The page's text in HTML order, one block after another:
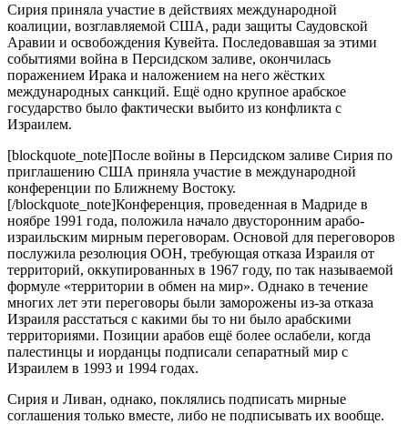
Сирия приняла участие в действиях международной
коалиции, возглавляемой США, ради защиты Саудовской
Аравии и освобождения Кувейта. Последовавшая за этими
событиями война в Персидском заливе, окончилась
поражением Ирака и наложением на него жёстких
международных санкций. Ещё одно крупное арабское
государство было фактически выбито из конфликта с
Израилем.
[blockquote_note]После войны в Персидском заливе Сирия по
приглашению США приняла участие в международной
конференции по Ближнему Востоку.
[/blockquote_note]Конференция, проведенная в Мадриде в
ноябре 1991 года, положила начало двусторонним арабо-
израильским мирным переговорам. Основой для переговоров
послужила резолюция ООН, требующая отказа Израиля от
территорий, оккупированных в 1967 году, по так называемой
формуле «территории в обмен на мир». Однако в течение
многих лет эти переговоры были заморожены из-за отказа
Израиля расстаться с какими бы то ни было арабскими
территориями. Позиции арабов ещё более ослабели, когда
палестинцы и иорданцы подписали сепаратный мир с
Израилем в 1993 и 1994 годах.
Сирия и Ливан, однако, поклялись подписать мирные
соглашения только вместе, либо не подписывать их вообще.